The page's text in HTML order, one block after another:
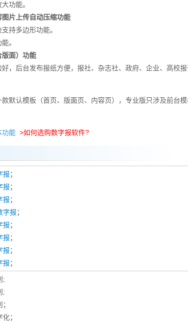
功能。
片上传自动压缩功能
多边形功能。
。
版面）功能
后台发布报纸方便，报社、杂志社、政府、企业、高校报
默认模板（首页、版面页、内容页），专业版只涉及前台
功能 >如何选购数字报软件?
报；
报；
报；
字报；
报；
报；
报；
报；
;
;
；